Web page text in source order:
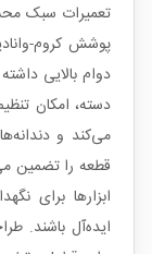
تعمیرات سبک
پوشش کروم-
دوام بالایی
دسته، امکان
می‌کند و
ابزارها برای
ایده‌آل باشند.